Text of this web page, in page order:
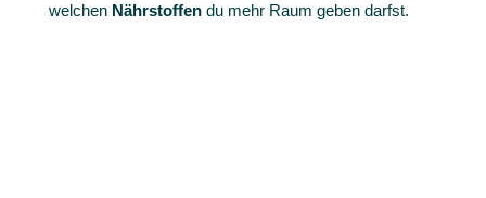
welchen Nährstoffendu mehr Raum geben darfst.